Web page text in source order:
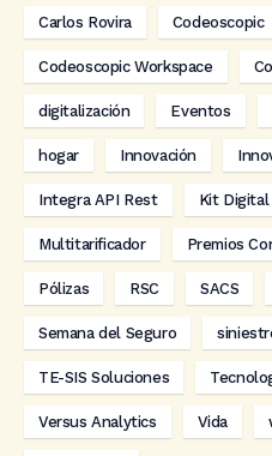
Carlos Rovira Codeoscopic
Codeoscopic Workspace
digitalización Eventos
hogar Innovación
Integra API Rest Kit Digital
Multitarificador Premios
Pólizas RSC SACS
Semana del Seguro
TE-SIS Soluciones
Versus Analytics Vida